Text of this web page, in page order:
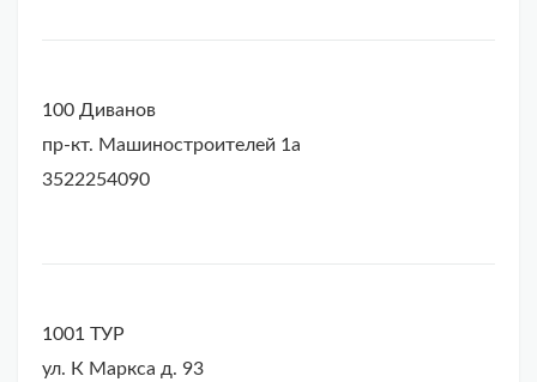
100 Диванов
пр-кт. Машиностроителей 1а
3522254090
1001 ТУР
ул. К Маркса д. 93